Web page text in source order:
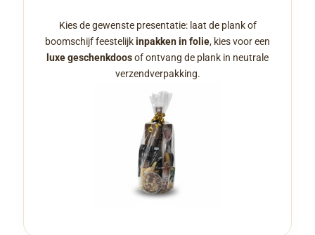
Kies de gewenste presentatie: laat de plank of
boomschijf feestelijkinpakken in folie, kies voor een
luxe geschenkdoosof ontvang de plank in neutrale
verzendverpakking.